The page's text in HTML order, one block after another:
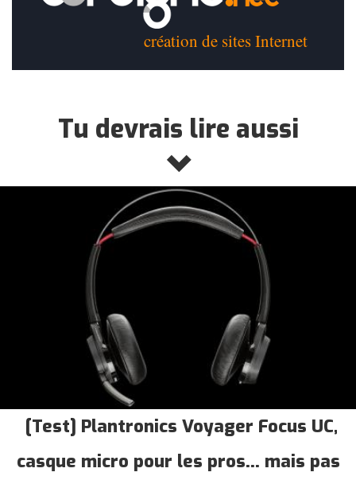
création de sites Internet
Tu devrais lire aussi
[Test] Plantronics Voyager Focus UC,
casque micro pour les pros... mais pas